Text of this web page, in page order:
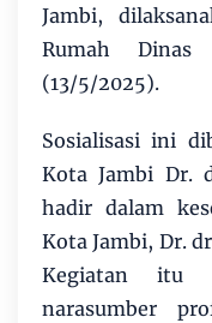
Jambi,
Rumah
(13/5/2025).
Sosialisasi ini
Kota Jambi Dr.
hadir dalam
Kota Jambi, Dr.
Kegiatan itu
narasumber